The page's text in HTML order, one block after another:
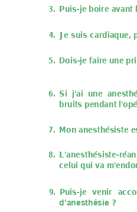
3. Puis-je boire avant
4. Je suis cardiaque,
5. Dois-je faire une
6. Si  j'ai une  anesth
bruits pendant
7. Mon anesthésiste
8. L'anesthésiste-réa
celui qui va m
9. Puis-je venir acc
d’anesthésie ?